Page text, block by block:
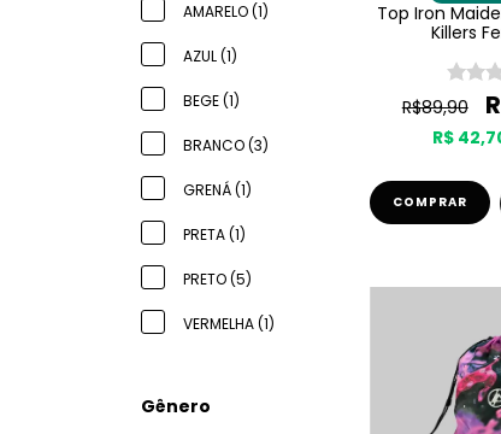
AMARELO (1)
AZUL (1)
BEGE (1)
BRANCO (3)
GRENÁ (1)
PRETA (1)
PRETO (5)
VERMELHA (1)
Gênero
Top Iron
Killers
R$89,90
R$
COMPRAR